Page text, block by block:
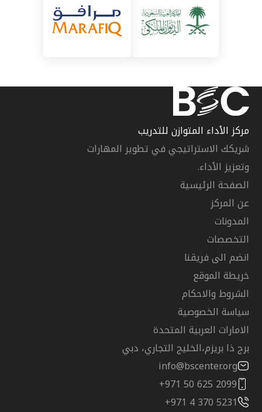
مركز الأداء المتوازن للتدريب
شريكك الاستراتيجي في تطوير المهارات
وتعزيز الأداء.
الصفحة الرئيسية
عن المركز
المدونات
التخصصات
انضم الى فريقنا
خريطة الموقع
الشروط والاحكام
سياسة الخصوصية
الامارات العربية المتحدة
برج ذا بريزم،الخليج التجاري، دبي
info@bscenter.org
+971 50 625 2099
+971 4 370 5231